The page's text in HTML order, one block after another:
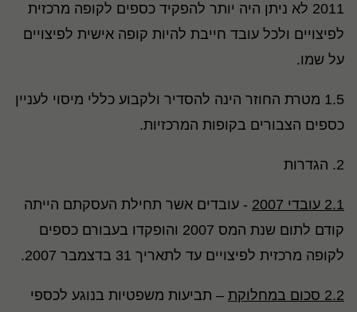
2011 לא ניתן היה יותר להפקיד כספים לקופה מרכזית
לפיצויים ולכל עובד חייבת להיות קופה אישית לפיצויים
על שמו.
1.5 מטרת החוזר הינה להסדיר ולקבוע כללי מיסוי לעניין
כספים הצבורים בקופות המרכזיות.
2. הגדרות
2.1 עובדי 2007
- עובדים אשר תחילת העסקתם הייתה
קודם לתום שנת המס 2007 והופקדו בעבורם כספים
לקופה מרכזית לפיצויים עד לתאריך 31 בדצמבר 2007.
2.2 סכום במחלוקת
– תביעות משפטיות בנוגע לכספי